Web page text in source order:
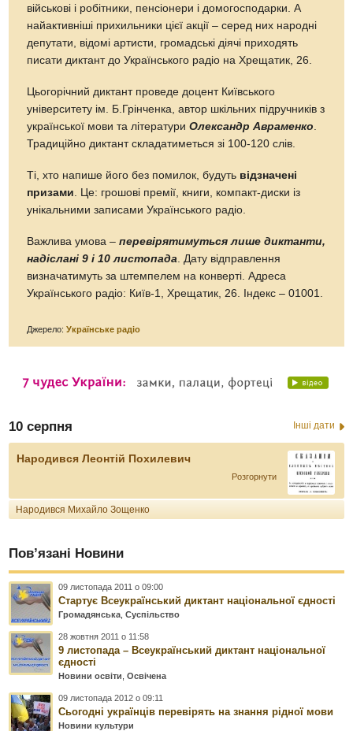
військові і робітники, пенсіонери і домогосподарки. А
найактивніші прихильники цієї акції – серед них народні
депутати, відомі артисти, громадські діячі приходять
писати диктант до Українського радіо на Хрещатик, 26.
Цьогорічний диктант проведе доцент Київського
університету ім. Б.Грінченка, автор шкільних підручників з
української мови та літературиОлександр Авраменко
Традиційно диктант складатиметься зі 100-120 слів.
Ті, хто напише його без помилок, будуть відзначені
призами . Це: грошові премії, книги, компакт-диски із
унікальними записами Українського радіо.
Важлива умова –перевірятимуться лише диктанти,
надіслані 9 і 10 листопада . Дату відправлення
визначатимуть за штемпелем на конверті. Адреса
Українського радіо: Київ-1, Хрещатик, 26. Індекс – 01001.
Джерело:Українське радіо
10 серпня Інші дати
Народився Леонтій Похилевич
Розгорнути
Народився Михайло Зощенко
Пов’язані Новини
09 листопада 2011 о 09:00
Стартує Всеукраїнський диктант національної єдності
Громадянська ,Суспільство
28 жовтня 2011 о 11:58
9 листопада – Всеукраїнський диктант національної
єдності
Новини освіти ,Освічена
09 листопада 2012 о 09:11
Сьогодні українців перевірять на знання рідної мови
Новини культури